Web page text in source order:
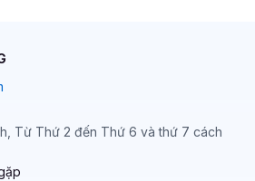
Từ Thứ 2 đến Thứ 6 và thứ 7 cách